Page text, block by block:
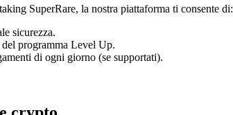
SuperRare, la nostra piattaforma ti consente di:
sicurezza.
programma Level Up.
di ogni giorno (se supportati).